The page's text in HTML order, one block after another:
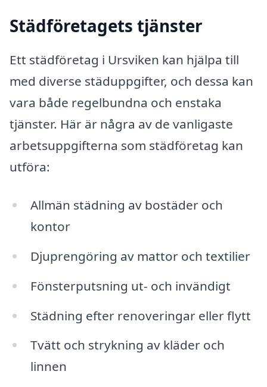
Städföretagets tjänster
Ett städföretag i Ursviken kan hjälpa till
med diverse städuppgifter, och dessa kan
vara både regelbundna och enstaka
tjänster. Här är några av de vanligaste
arbetsuppgifterna som städföretag kan
utföra:
Allmän städning av bostäder och
kontor
Djuprengöring av mattor och textilier
Fönsterputsning ut- och invändigt
Städning efter renoveringar eller flytt
Tvätt och strykning av kläder och
linnen